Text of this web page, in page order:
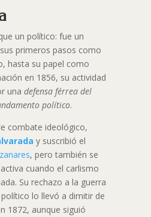
un político: fue un
primeros pasos como
hasta su papel como
en 1856, su actividad
una defensa férrea del
político.
combate ideológico,
y suscribió el
, pero también se
cuando el carlismo
Su rechazo a la guerra
lo llevó a dimitir de
1872, aunque siguió